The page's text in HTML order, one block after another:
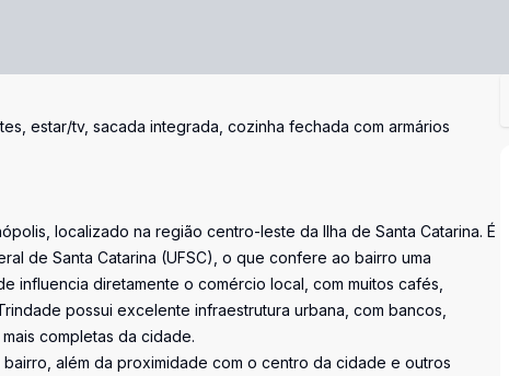
estar/tv, sacada integrada, cozinha fechada com armários
localizado na região centro-leste da Ilha de Santa Catarina. É
de Santa Catarina (UFSC), o que confere ao bairro uma
influencia diretamente o comércio local, com muitos cafés,
possui excelente infraestrutura urbana, com bancos,
completas da cidade.
além da proximidade com o centro da cidade e outros